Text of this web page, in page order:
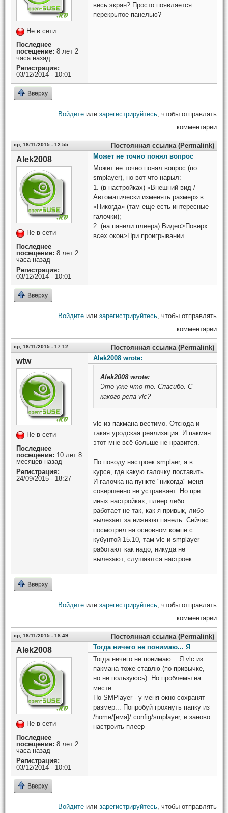
Не в сети
Последнее
посещение: 8 лет 2
часа назад
Регистрация:
03/12/2014 - 10:01
весь экран? Просто появляется
перекрытое панелью?
Вверху
Войдите или зарегистрируйтесь, чтобы отправлять
комментарии
ср, 18/11/2015 - 12:55 Постоянная ссылка (Permalink)
Alek2008
Не в сети
Последнее
посещение: 8 лет 2
часа назад
Регистрация:
03/12/2014 - 10:01
Может не точно понял вопрос
Может не точно понял вопрос (по
smplayer), но вот что нарыл:
1. (в настройках) «Внешний вид /
Автоматически изменять размер» в
«Никогда» (там еще есть интересные
галочки);
2. (на панели плеера) Видео>Поверх
всех окон>При проигрывании.
Вверху
Войдите или зарегистрируйтесь, чтобы отправлять
комментарии
ср, 18/11/2015 - 17:12 Постоянная ссылка (Permalink)
wtw
Не в сети
Последнее
посещение: 10 лет 8
месяцев назад
Регистрация:
24/09/2015 - 18:27
Alek2008 wrote:
Alek2008wrote:
Это уже что-то. Спасибо. С
какого репа vlc?
vlc из пакмана вестимо. Отсюда и
такая уродская реализация. И пакман
этот мне всё больше не нравится.
По поводу настроек smplaer, я в
курсе, где какую галочку поставить.
И галочка на пункте "никогда" меня
совершенно не устраивает. Но при
иных настройках, плеер либо
работает не так, как я привык, либо
вылезает за нижнюю панель. Сейчас
посмотрел на основном компе с
кубунтой 15.10, там vlc и smplayer
работают как надо, никуда не
вылезают, слушаются настроек.
Вверху
Войдите или зарегистрируйтесь , чтобы отправлять
комментарии
ср, 18/11/2015 - 18:49 Постоянная ссылка (Permalink)
Alek2008
Не в сети
Последнее
посещение: 8 лет 2
часа назад
Регистрация:
03/12/2014 - 10:01
Тогда ничего не понимаю... Я
Тогда ничего не понимаю... Я vlc из
пакмана тоже ставлю (по привычке,
но не пользуюсь). Но проблемы на
месте.
По SMPlayer - у меня окно сохранят
размер... Попробуй грохнуть папку из
/home/[имя]/.config/smplayer, и заново
настроить плеер
Вверху
Войдите или зарегистрируйтесь , чтобы отправлять